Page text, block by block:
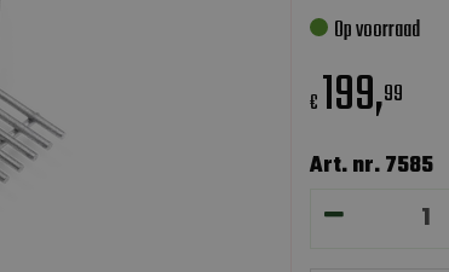
€199,99
Op voorraad
Art. nr. 7585